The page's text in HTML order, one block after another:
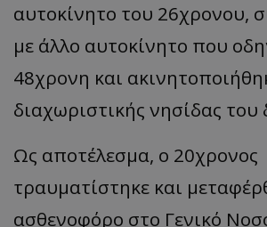
αυτοκίνητο του 26χρονου,
με άλλο αυτοκίνητο που
48χρονη και
διαχωριστικής νησίδας του
Ως αποτέλεσμα, ο 20χρονος
τραυματίστηκε και
ασθενοφόρο στο Γενικό